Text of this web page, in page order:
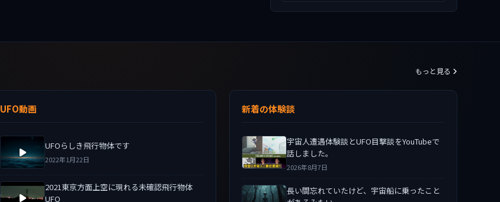
もっと見る
UFO動画
UFOらしき飛行物体です
2022年1月22日
2021東京方面上空に現れる未確認飛行物体
UFO
新着の体験談
宇宙人遭遇体験談とUFO目撃談をYouTubeで
話しました。
2026年8月7日
長い間忘れていたけど、宇宙船に乗ったこと